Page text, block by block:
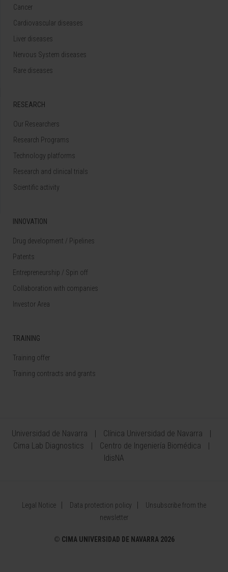
Cancer
Cardiovascular diseases
Liver diseases
Nervous System diseases
Rare diseases
RESEARCH
Our Researchers
Research Programs
Technology platforms
Research and clinical trials
Scientific activity
INNOVATION
Drug development / Pipelines
Patents
Entrepreneurship / Spin off
Collaboration with companies
Investor Area
TRAINING
Training offer
Training contracts and grants
Universidad de Navarra
Clínica Universidad de Navarra
Cima Lab Diagnostics
Centro de Ingeniería Biomédica
IdisNA
Legal Notice Data protection policy
Unsubscribe from the
newsletter
© CIMA UNIVERSIDAD DE NAVARRA 2026